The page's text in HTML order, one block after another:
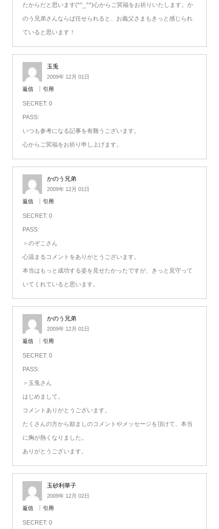
たからだと思います(*^_^*)心からご冥福をお祈りいたします。か
のう兄弟さんならば任せられると、お義父さまもきっと感じられ
ていると思います！
玉兎
2009年 12月 01日
返信 引用
SECRET: 0
PASS:
いつも参考になる記事を有難うございます。
心からご冥福をお祈り申し上げます。
かのう兄弟
2009年 12月 01日
返信 引用
SECRET: 0
PASS:
＞のぞこさん
心温まるコメントをありがとうございます。
本当はもっと成功する姿を見せたかったですが、きっと見守って
いてくれていると思います。
かのう兄弟
2009年 12月 01日
返信 引用
SECRET: 0
PASS:
＞玉兎さん
はじめまして。
コメントありがとうございます。
たくさんの方から励ましのコメントやメッセージを頂けて、本当
に胸が熱くなりました。
ありがとうございます。
玉砂利華子
2009年 12月 02日
返信 引用
SECRET: 0